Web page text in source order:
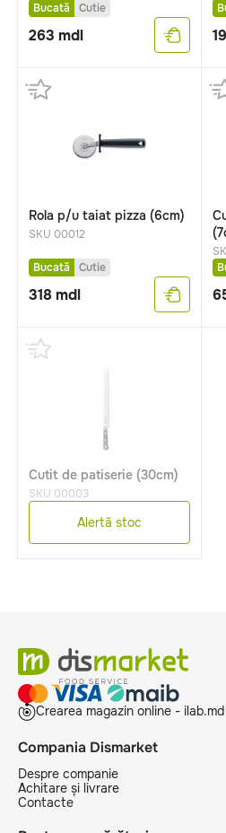
Bucată
Cutie
263 mdl
Rola p/u taiat pizza (6cm)
SKU 00012
Bucată Cutie
318mdl
Cutit de patiserie (30cm)
SKU 00003
Alertă stoc
Crearea magazin online - ilab.md
Compania Dismarket
Despre companie
Achitare și livrare
Contacte